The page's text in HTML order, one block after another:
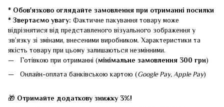
* Обов'язково оглядайте замовлення при отриманні посилки
* Звертаємо увагу: Фактичне пакування товару може
відрізнятися від представленого візуального зображення у
зв’язку зі змінами, внесеними виробником. Характеристики та
якість товару при цьому залишаються незмінними.
Готівкою при отриманні (мінімальне замовлення 300 грн)
Онлайн-оплата банківською картою (Google Pay, Apple Pay)
🎁 Отримайте додаткову знижку 3%!